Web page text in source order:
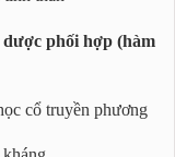
phối hợp (hàm
cổ truyền phương